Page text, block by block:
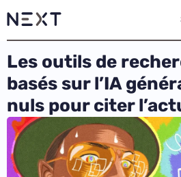
Les outils de
basés sur l’IA
nuls pour citer